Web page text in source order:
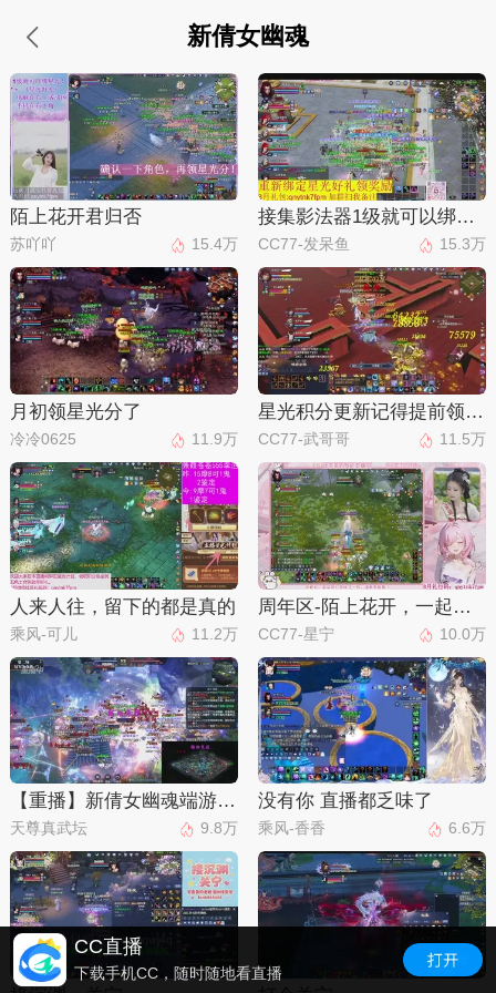
新倩女幽魂
陌上花开君归否
苏吖吖 15.4万
接集影法器1级就可以绑星光
CC77-发呆鱼 15.3万
月初领星光分了
冷冷0625 11.9万
星光积分更新记得提前领分谢谢继续加油
CC77-武哥哥 11.5万
人来人往，留下的都是真的
乘风-可儿 11.2万
周年区-陌上花开，一起玩呀。。。
CC77-星宁 10.0万
【重播】新倩女幽魂端游超级帮会月冠军赛
天尊真武坛 9.8万
没有你 直播都乏味了
乘风-香香 6.6万
CC直播
下载手机CC，随时随地看直播